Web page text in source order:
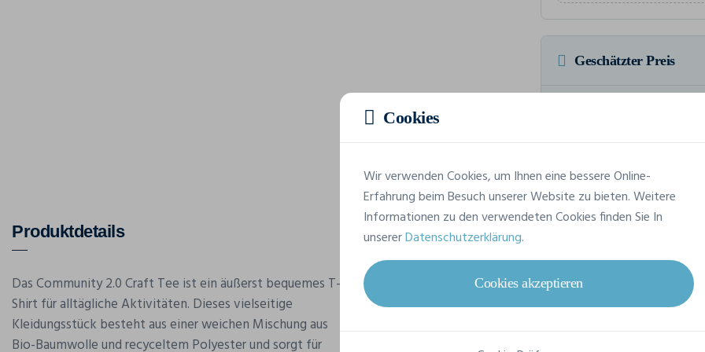
Geschätzter Preis
Produktdetails
Das Community 2.0 Craft Tee ist ein äußerst bequemes T-
Shirt für alltägliche Aktivitäten. Dieses vielseitige
Kleidungsstück besteht aus einer weichen Mischung aus
Bio-Baumwolle und recyceltem Polyester und sorgt für
Merkmale
Marke
Craft
Cookies
Wir verwenden Cookies, um Ihnen eine bessere Online-
Erfahrung beim Besuch unserer Website zu bieten. Weitere
Informationen zu den verwendeten Cookies finden Sie In
unsererDatenschutzerklärung.
Cookies akzeptieren